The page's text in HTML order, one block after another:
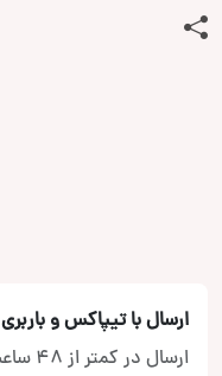
ارسال با تیپاکس و باربری
ارسال در کمتر از 48 ساعت